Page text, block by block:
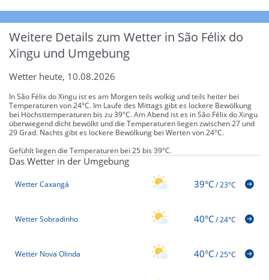
Weitere Details zum Wetter in São Félix do
Xingu und Umgebung
Wetter heute, 10.08.2026
In São Félix do Xingu ist es am Morgen teils wolkig und teils heiter bei
Temperaturen von 24°C. Im Laufe des Mittags gibt es lockere Bewölkung
bei Höchsttemperaturen bis zu 39°C. Am Abend ist es in São Félix do Xingu
überwiegend dicht bewölkt und die Temperaturen liegen zwischen 27 und
29 Grad. Nachts gibt es lockere Bewölkung bei Werten von 24°C.
Gefühlt liegen die Temperaturen bei 25 bis 39°C.
Das Wetter in der Umgebung
Wetter Caxangá 39°C/23°C
Wetter Sobradinho 40°C/24°C
Wetter Nova Olinda 40°C/25°C